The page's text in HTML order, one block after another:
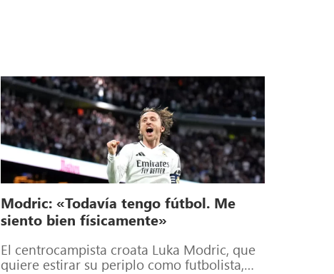
Modric: «Todavía tengo fútbol. Me
siento bien físicamente»
El centrocampista croata Luka Modric, que
quiere estirar su periplo como futbolista,